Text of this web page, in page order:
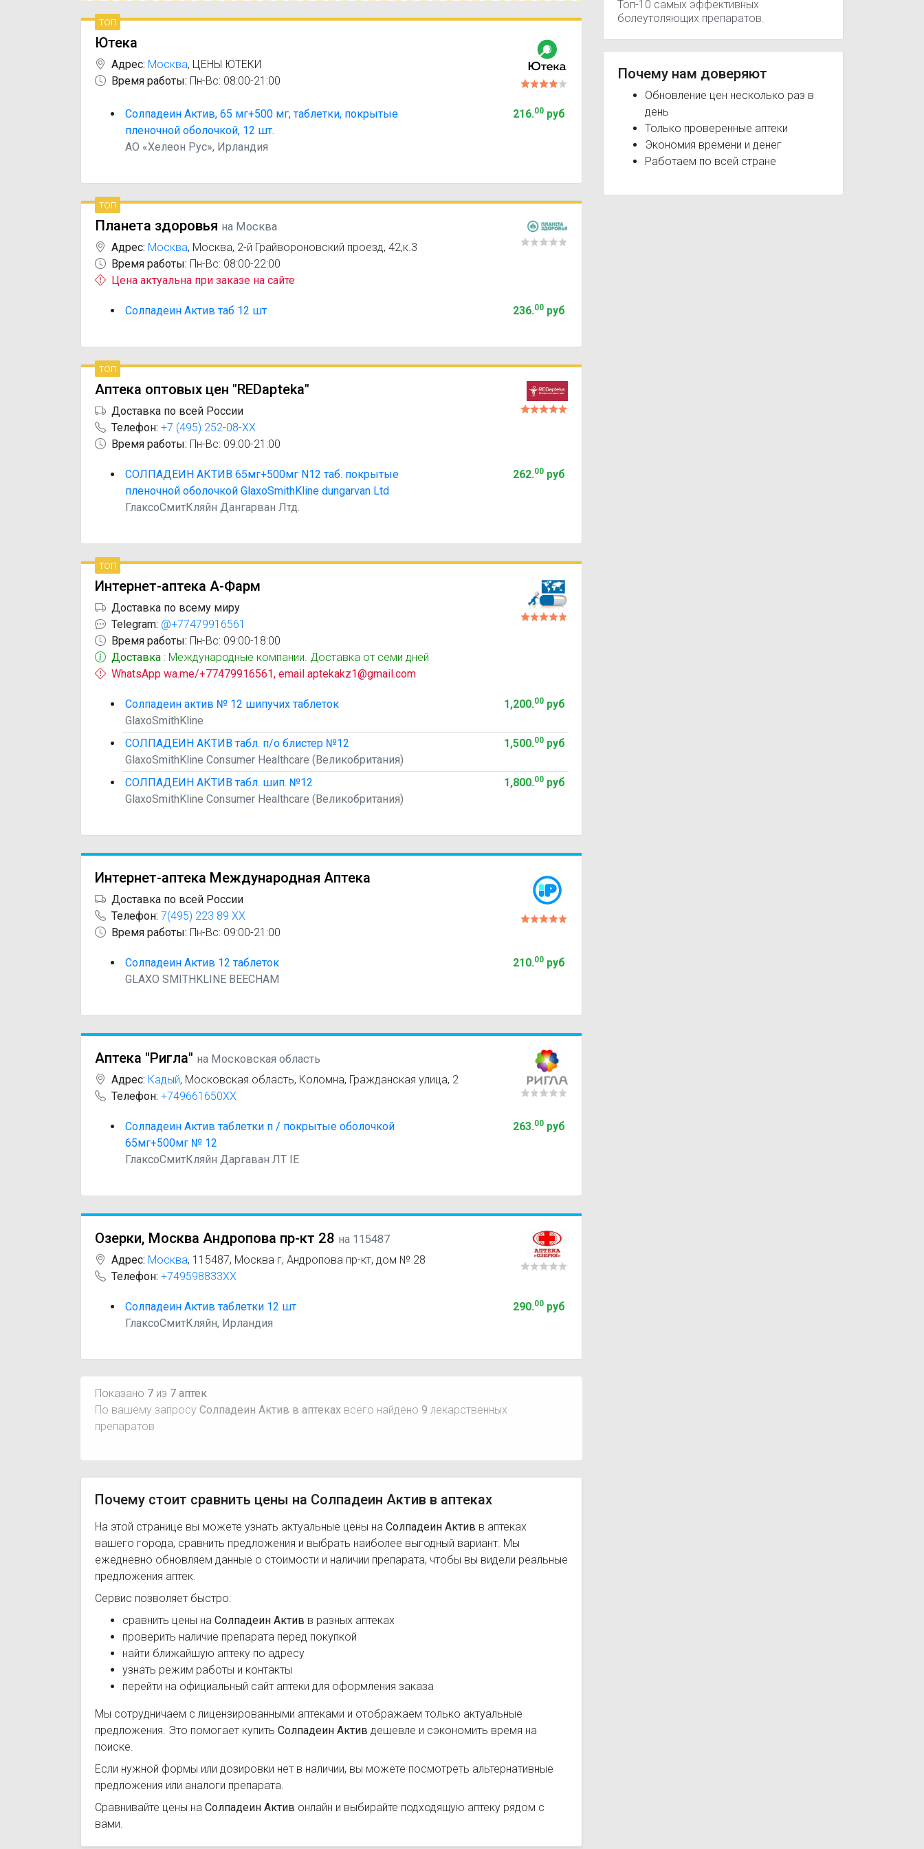
топ
Ютека
Адрес: Москва, ЦЕНЫ ЮТЕКИ
Время работы: Пн-Вс: 08:00-21:00
Солпадеин Актив, 65 мг+500 мг, таблетки, покрытые
пленочной оболочкой, 12 шт.
АО «Хелеон Рус», Ирландия
216.00руб
топ
Планета здоровья на Москва
Адрес: Москва, Москва, 2-й Грайвороновский проезд, 42,к.3
Время работы: Пн-Вс: 08:00-22:00
Цена актуальна при заказе на сайте
Солпадеин Актив таб 12 шт 236.00руб
топ
Аптека оптовых цен "REDapteka"
Доставка по всей России
Телефон: +7 (495) 252-08-XX
Время работы: Пн-Вс: 09:00-21:00
СОЛПАДЕИН АКТИВ 65мг+500мг N12 таб. покрытые
пленочной оболочкой GlaxoSmithKline dungarvan Ltd
ГлаксоСмитКляйн Дангарван Лтд.
262.00руб
топ
Интернет-аптека А-Фарм
Доставка по всему миру
Telegram: @+77479916561
Время работы: Пн-Вс: 09:00-18:00
Доставка : Международные компании. Доставка от семи дней
WhatsApp wa.me/+77479916561, email aptekakz1@gmail.com
Солпадеин актив № 12 шипучих таблеток
GlaxoSmithKline
1,200.00руб
СОЛПАДЕИН АКТИВ табл. п/о блистер №12
GlaxoSmithKline Consumer Healthcare (Великобритания)
1,500.00руб
СОЛПАДЕИН АКТИВ табл. шип. №12
GlaxoSmithKline Consumer Healthcare (Великобритания)
1,800.00руб
Интернет-аптека Международная Аптека
Доставка по всей России
Телефон: 7(495) 223 89 XX
Время работы: Пн-Вс: 09:00-21:00
Солпадеин Актив 12 таблеток
GLAXO SMITHKLINE BEECHAM
210.00руб
Аптека "Ригла" на Московская область
Адрес: Кадый, Московская область, Коломна, Гражданская улица, 2
Телефон: +749661650XX
Солпадеин Актив таблетки п / покрытые оболочкой
65мг+500мг № 12
ГлаксоСмитКляйн Даргаван ЛТ IE
263.00руб
Озерки, Москва Андропова пр-кт 28 на 115487
Адрес: Москва, 115487, Москва г, Андропова пр-кт, дом № 28
Телефон: +749598833XX
Солпадеин Актив таблетки 12 шт
ГлаксоСмитКляйн, Ирландия
290.00руб
Показано 7 из 7 аптек
По вашему запросу Солпадеин Актив в аптеках всего найдено 9 лекарственных
препаратов
Почему стоит сравнить цены на Солпадеин Актив в аптеках
На этой странице вы можете узнать актуальные цены на Солпадеин Актив в аптеках
вашего города, сравнить предложения и выбрать наиболее выгодный вариант. Мы
ежедневно обновляем данные о стоимости и наличии препарата, чтобы вы видели реальные
предложения аптек.
Сервис позволяет быстро:
сравнить цены на Солпадеин Актив в разных аптеках
проверить наличие препарата перед покупкой
найти ближайшую аптеку по адресу
узнать режим работы и контакты
перейти на официальный сайт аптеки для оформления заказа
Мы сотрудничаем с лицензированными аптеками и отображаем только актуальные
предложения. Это помогает купить Солпадеин Актив дешевле и сэкономить время на
поиске.
Если нужной формы или дозировки нет в наличии, вы можете посмотреть альтернативные
предложения или аналоги препарата.
Сравнивайте цены на Солпадеин Актив онлайн и выбирайте подходящую аптеку рядом с
вами.
Топ-10 самых эффективных
болеутоляющих препаратов.
Почему нам доверяют
Обновление цен несколько раз в
день
Только проверенные аптеки
Экономия времени и денег
Работаем по всей стране